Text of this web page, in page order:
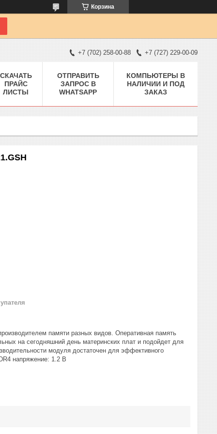
Корзина
+7 (702) 258-00-88 +7 (727) 229-00-09
СКАЧАТЬ
ПРАЙС
ЛИСТЫ
ОТПРАВИТЬ
ЗАПРОС В
WHATSAPP
КОМПЬЮТЕРЫ В
НАЛИЧИИ И ПОД
ЗАКАЗ
памяти разных видов. Оперативная память
на сегодняшний день материнских плат и подойдет для
модуля достаточен для эффективного
напряжение: 1.2 В